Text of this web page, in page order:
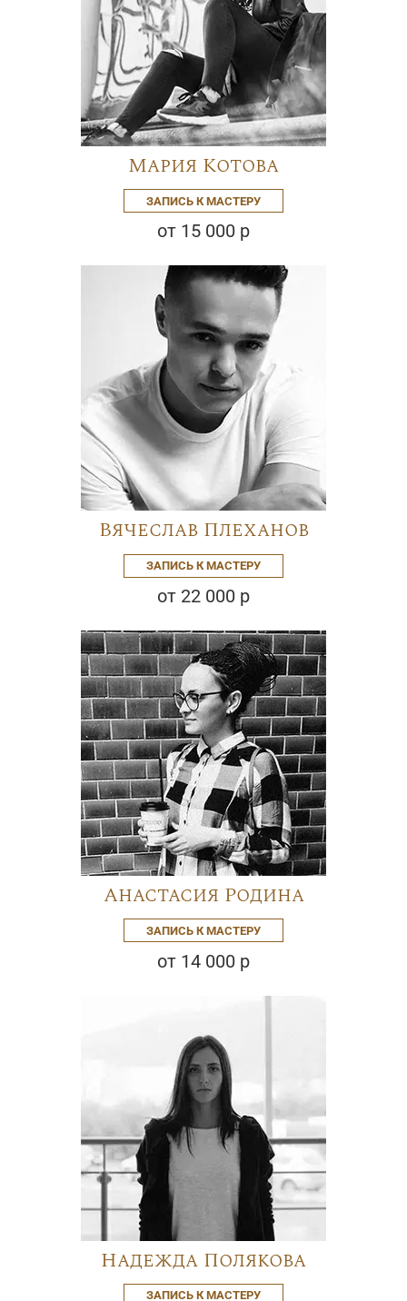
Мария Котова
ЗАПИСЬ К МАСТЕРУ
от 15 000 р
Вячеслав Плеханов
ЗАПИСЬ К МАСТЕРУ
от 22 000 р
Анастасия Родина
ЗАПИСЬ К МАСТЕРУ
от 14 000 р
Надежда Полякова
ЗАПИСЬ К МАСТЕРУ